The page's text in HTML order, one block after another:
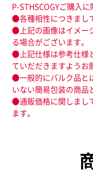
P-STHSCOGYご購入
●各種相性につきまし
●上記の画像はイメー
る場合がございます。
●上記仕様は参考仕様
ていだだきますようお
●一般的にバルク品と
いない簡易包装の商品
●通販価格に関しまし
ます。